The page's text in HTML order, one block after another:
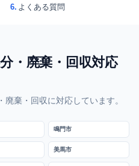
6. よくある質問
・廃棄・回収対応
棄・回収に対応しています。
鳴門市
美馬市